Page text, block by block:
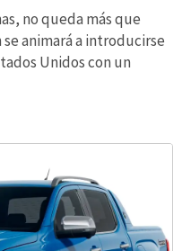
no queda más que
animará a introducirse
Unidos con un